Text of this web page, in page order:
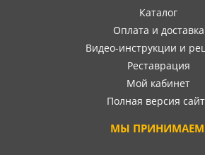
Каталог
Оплата и доставка
Видео-инструкции и
Реставрация
Мой кабинет
Полная версия
МЫ